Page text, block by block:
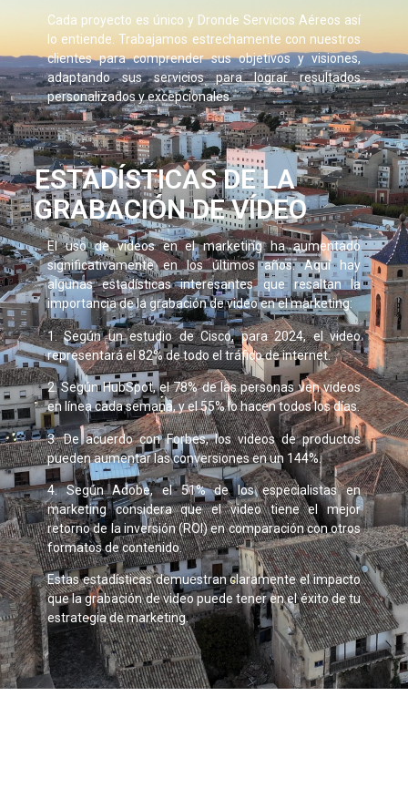
Cada proyecto es único y Dronde Servicios Aéreos así
lo entiende. Trabajamos estrechamente con nuestros
clientes para comprender sus objetivos y visiones,
adaptando sus servicios para lograr resultados
personalizados y excepcionales.
ESTADÍSTICAS DE LA
GRABACIÓN DE VÍDEO
El uso de videos en el marketing ha aumentado
significativamente en los últimos años. Aquí hay
algunas estadísticas interesantes que resaltan la
importancia de la grabación de video en el marketing:
1. Según un estudio de Cisco, para 2024, el video
representará el 82% de todo el tráfico de internet.
2. Según HubSpot, el 78% de las personas ven videos
en línea cada semana, y el 55% lo hacen todos los días.
3. De acuerdo con Forbes, los videos de productos
pueden aumentar las conversiones en un 144%.
4. Según Adobe, el 51% de los especialistas en
marketing considera que el video tiene el mejor
retorno de la inversión (ROI) en comparación con otros
formatos de contenido.
Estas estadísticas demuestran claramente el impacto
que la grabación de video puede tener en el éxito de tu
estrategia de marketing.